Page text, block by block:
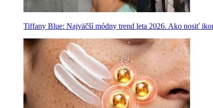
Tiffany Blue: Najväčší módny trend leta 2026. Ako nosiť